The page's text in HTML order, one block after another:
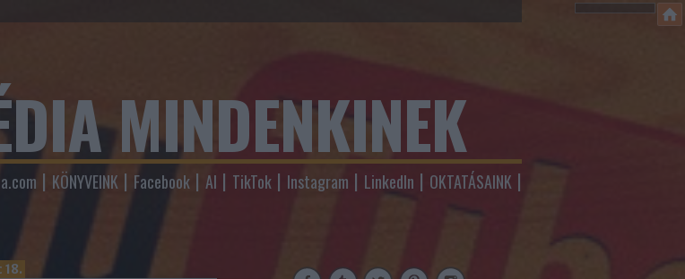
MINDENKINEK
KÖNYVEINK Facebook AI TikTok Instagram LinkedIn OKTATÁSAINK
18.